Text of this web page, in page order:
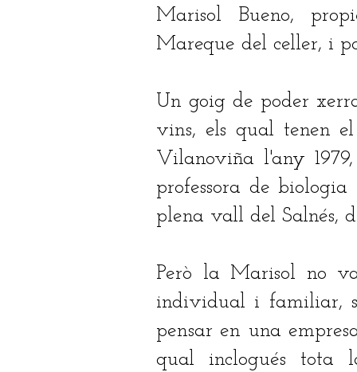
Marisol Bueno,
Mareque del celler, i
Un goig de poder
vins, els qual tenen
Vilanoviña l'any
professora de
plena vall del Salnés,
Però la Marisol no
individual i familiar,
pensar en una
qual inclogués tota